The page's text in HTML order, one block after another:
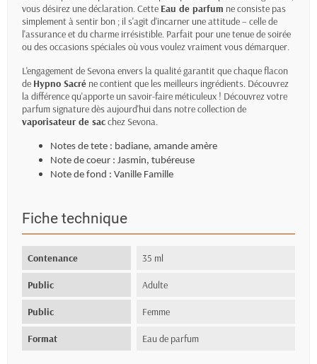
vous désirez une déclaration. Cette Eau de parfum ne consiste pas
simplement à sentir bon ; il s'agit d'incarner une attitude – celle de
l'assurance et du charme irrésistible. Parfait pour une tenue de soirée
ou des occasions spéciales où vous voulez vraiment vous démarquer.
L'engagement de Sevona envers la qualité garantit que chaque flacon
de Hypno Sacré ne contient que les meilleurs ingrédients. Découvrez
la différence qu'apporte un savoir-faire méticuleux ! Découvrez votre
parfum signature dès aujourd'hui dans notre collection de
vaporisateur de sacchez Sevona.
Notes de tete : badiane, amande amère
Note de coeur : Jasmin, tubéreuse
Note de fond : Vanille Famille
Fiche technique
Contenance 35 ml
Public Adulte
Public Femme
Format Eau de parfum